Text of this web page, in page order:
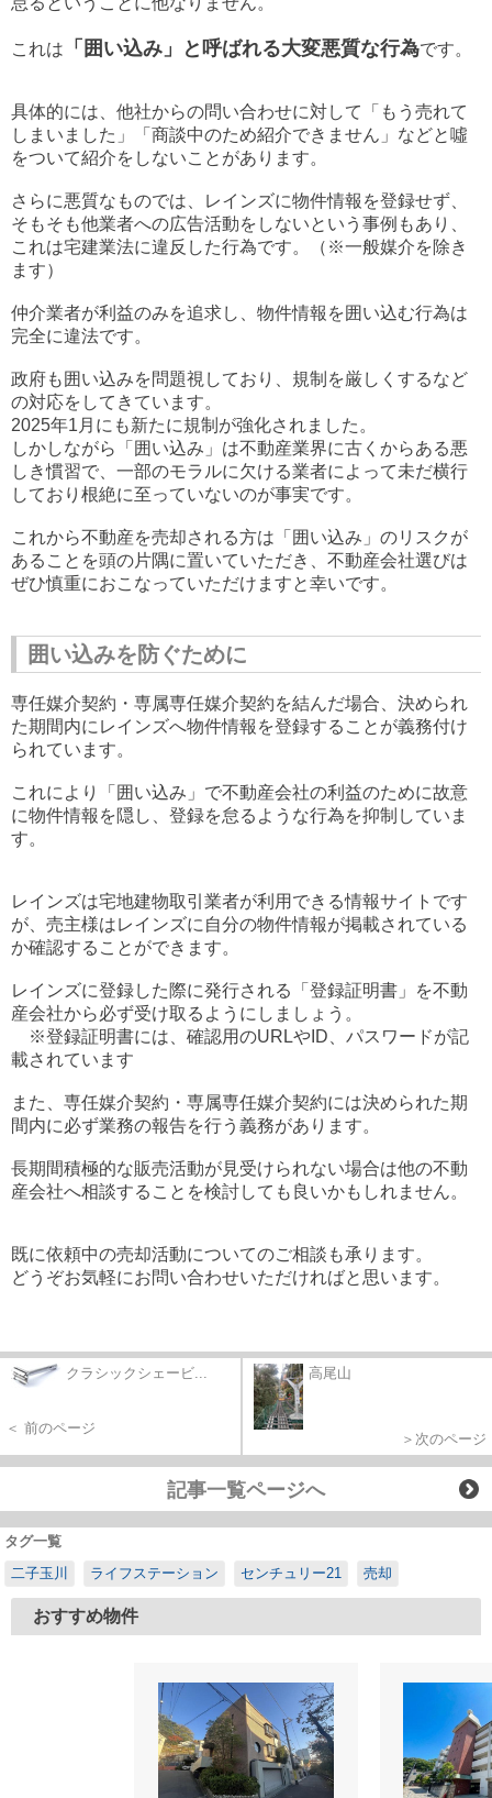
これは 「囲い込み」と呼ばれる大変悪質な行為です。
具体的には、他社からの問い合わせに対して「もう売れて
しまいました」「商談中のため紹介できません」などと噓
をついて紹介をしないことがあります。
さらに悪質なものでは、レインズに物件情報を登録せず、
そもそも他業者への広告活動をしないという事例もあり、
これは宅建業法に違反した行為です。（※一般媒介を除き
ます）
仲介業者が利益のみを追求し、物件情報を囲い込む行為は
完全に違法です。
政府も囲い込みを問題視しており、規制を厳しくするなど
の対応をしてきています。
2025年1月にも新たに規制が強化されました。
しかしながら「囲い込み」は不動産業界に古くからある悪
しき慣習で、一部のモラルに欠ける業者によって未だ横行
しており根絶に至っていないのが事実です。
これから不動産を売却される方は「囲い込み」のリスクが
あることを頭の片隅に置いていただき、不動産会社選びは
ぜひ慎重におこなっていただけますと幸いです。
囲い込みを防ぐために
専任媒介契約・専属専任媒介契約を結んだ場合、決められ
た期間内にレインズへ物件情報を登録することが義務付け
られています。
これにより「囲い込み」で不動産会社の利益のために故意
に物件情報を隠し、登録を怠るような行為を抑制していま
す。
レインズは宅地建物取引業者が利用できる情報サイトです
が、売主様はレインズに自分の物件情報が掲載されている
か確認することができます。
レインズに登録した際に発行される「登録証明書」を不動
産会社から必ず受け取るようにしましょう。
※登録証明書には、確認用のURLやID、パスワードが記
載されています
また、専任媒介契約・専属専任媒介契約には決められた期
間内に必ず業務の報告を行う義務があります。
長期間積極的な販売活動が見受けられない場合は他の不動
産会社へ相談することを検討しても良いかもしれません。
既に依頼中の売却活動についてのご相談も承ります。
どうぞお気軽にお問い合わせいただければと思います。
クラシックシェービ...
＜ 前のページ
高尾山
＞次のページ
記事一覧ページへ
タグ一覧
二子玉川
ライフステーション センチュリー21 売却
おすすめ物件